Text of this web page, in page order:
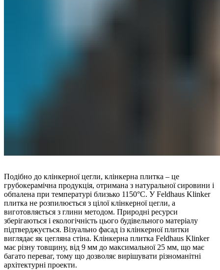
Подібно до клінкерної цегли, клінкерна плитка – це
грубокерамічна продукція, отримана з натуральної сировини і
обпалена при температурі близько 1150°C. У Feldhaus Klinker
плитка не розпилюється з цілої клінкерної цегли, а
виготовляється з глини методом. Природні ресурси
зберігаються і екологічність цього будівельного матеріалу
підтверджується. Візуально фасад із клінкерної плитки
виглядає як цегляна стіна. Клінкерна плитка Feldhaus Klinker
має різну товщину, від 9 мм до максимальної 25 мм, що має
багато переваг, тому що дозволяє вирішувати різноманітні
архітектурні проекти.